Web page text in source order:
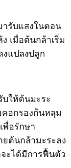
ารับแสงในตอน
เมื่อต้นกล้าเริ่ม
งแปลงปลูก
บให้ต้นมะระ
อกรองก้นหลุม
พื่อรักษา
ต้นกล้ามะระลง
ะได้มีการฟื้นตัว